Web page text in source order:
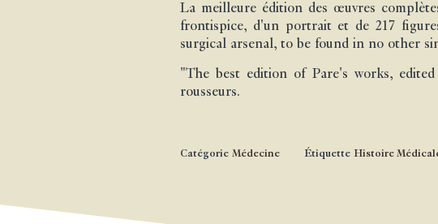
La meilleure édition des œuvres
frontispice, d'un portrait et de 217
surgical arsenal, to be found in no other
"The best edition of Pare's works, edited
rousseurs.
Catégorie Médecine Étiquette Histoire